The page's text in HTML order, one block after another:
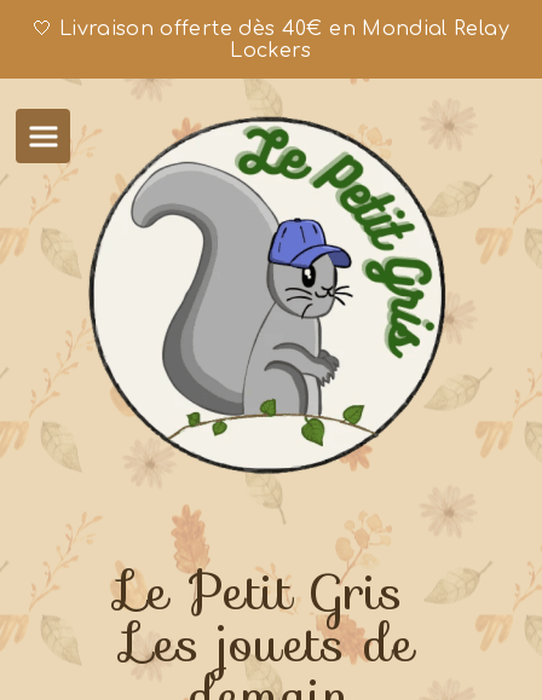
🤍 Livraison offerte dès 40€ en Mondial Relay
Lockers
Le Petit Gris
Les jouets de